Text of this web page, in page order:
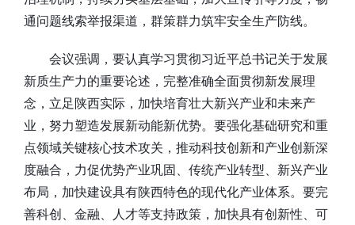
通问题线索举报渠道，群策群力筑牢安全生产防线。
会议强调，要认真学习贯彻习近平总书记关于发展
新质生产力的重要论述，完整准确全面贯彻新发展理
念，立足陕西实际，加快培育壮大新兴产业和未来产
业，努力塑造发展新动能新优势。要强化基础研究和重
点领域关键核心技术攻关，推动科技创新和产业创新深
度融合，力促优势产业巩固、传统产业转型、新兴产业
布局，加快建设具有陕西特色的现代化产业体系。要完
善科创、金融、人才等支持政策，加快具有创新性、可